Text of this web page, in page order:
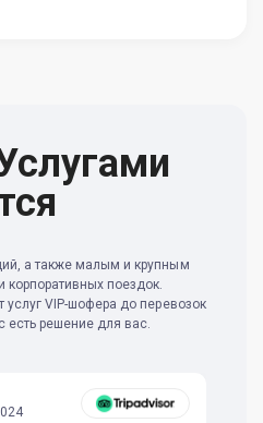
а также малым и крупным
корпоративных поездок.
услуг VIP-шофера до перевозок
есть решение для вас.